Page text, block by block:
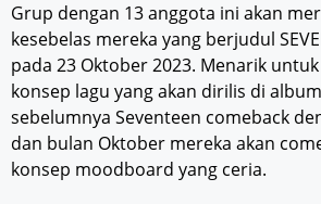
Grup dengan 13 anggota ini akan
kesebelas mereka yang berjudul
pada 23 Oktober 2023. Menarik
konsep lagu yang akan dirilis di
sebelumnya Seventeen comeback
dan bulan Oktober mereka akan
konsep moodboard yang ceria.